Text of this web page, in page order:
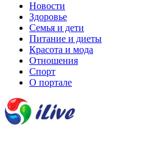
Новости
Здоровье
Семья и дети
Питание и диеты
Красота и мода
Отношения
Спорт
О портале